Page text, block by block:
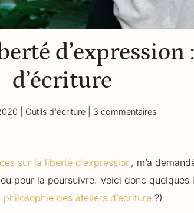
d’expression
d’écriture
Outils d'écriture 3 commentaires
sur la liberté d’expression, m’a
pour la poursuivre. Voici donc
philosophie des ateliers d’écriture ?)